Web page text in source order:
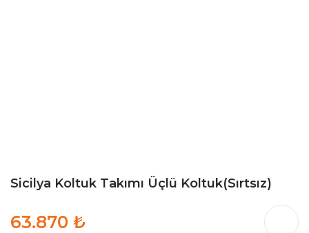
Sicilya Koltuk Takımı Üçlü Koltuk(Sırtsız)
63.870 ₺